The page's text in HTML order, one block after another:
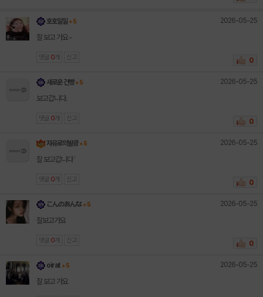
호호일일 + 5 2026-05-25
잘 보고 가요~
댓글 0 개 신고 0
새로운 건빵 + 5 2026-05-25
보고갑니다.
댓글 0 개 신고 0
자유로의발광 + 5 2026-05-25
잘 보고갑니다`
댓글 0 개 신고 0
こんのあんな + 5 2026-05-25
잘보고가요
댓글 0 개 신고 0
oirat + 5 2026-05-25
잘 보고 가요